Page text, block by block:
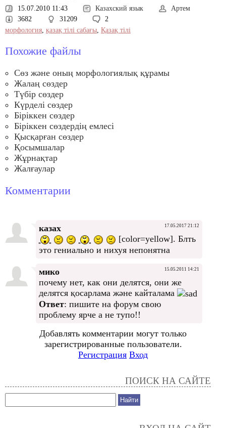
15.07.2010 11:43 Казахский язык
Артем
3682
31209
2
морфология, қазақ тілі сабағы, Қазақ тілі
Похожие файлы
Сөз және оның морфологиялық құрамы
Жалаң сөздер
Түбір сөздер
Күрделі сөздер
Біріккен сөздер
Біріккен сөздердiң емлесi
Қысқарған сөздер
Қосымшалар
Жұрнақтар
Жалғаулар
Комментарии
казах 17.05.2017 21:12
[color=yellow]. Блть
это гениально и нихуя непонятна
мико 15.05.2011 14:21
почему нет, как они делятся, они же
делятся қосарлама және кайталама
Ответ: пишите на форум свою
проблему ярче а не тупо!!
Добавлять комментарии могут только
зарегистрированные пользователи.
Регистрация Вход
ПОИСК НА САЙТЕ